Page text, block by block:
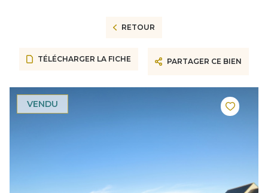
RETOUR
TÉLÉCHARGER LA FICHE PARTAGER CE BIEN
VENDU